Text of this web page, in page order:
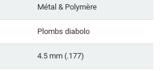
Métal & Polymère
Plombs diabolo
4.5 mm (.177)